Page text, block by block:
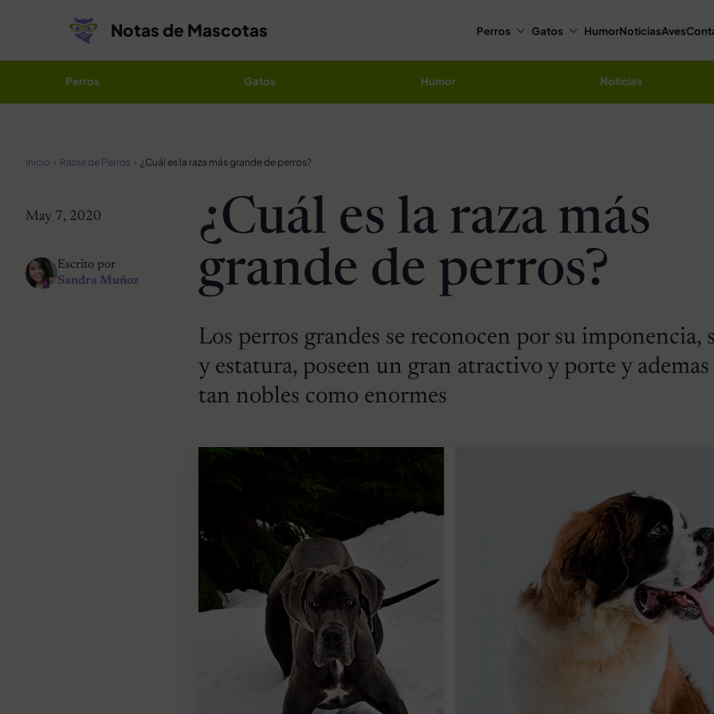
Notas de Mascotas Perros Gatos HumorNoticiasAves
Perros Gatos Humor Noticias
Inicio Razas de Perros ¿Cuál es la raza más grande de perros?
May 7, 2020
Escrito por
Sandra Muñoz
¿Cuál es la raza más
grande de perros?
Los perros grandes se reconocen por su imponencia,
y estatura, poseen un gran atractivo y porte y ademas
tan nobles como enormes